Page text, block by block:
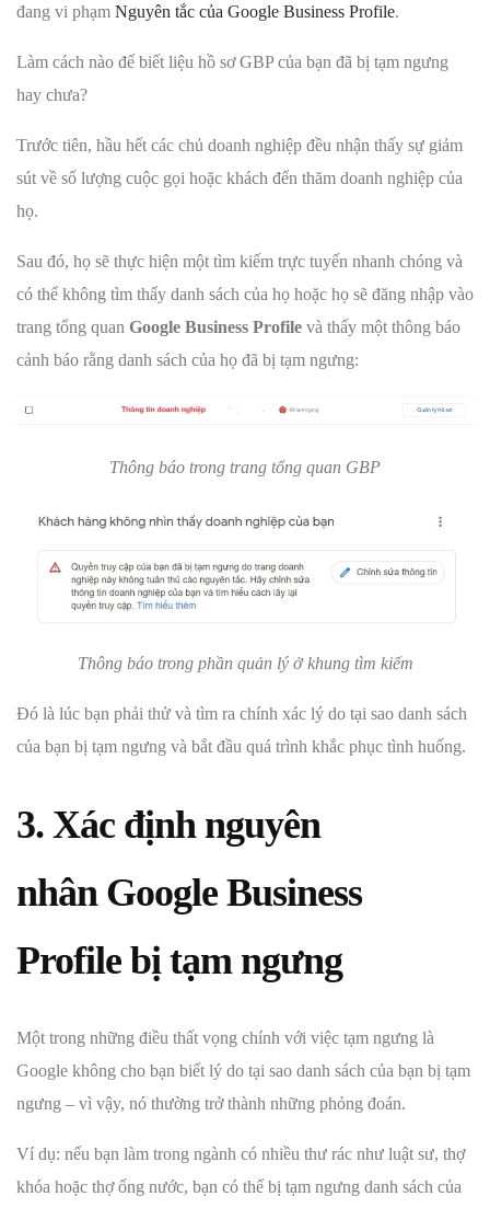
đang vi phạm Nguyên tắc của Google Business Profile.
Làm cách nào để biết liệu hồ sơ GBP của bạn đã bị tạm ngưng
hay chưa?
Trước tiên, hầu hết các chủ doanh nghiệp đều nhận thấy sự giảm
sút về số lượng cuộc gọi hoặc khách đến thăm doanh nghiệp của
họ.
Sau đó, họ sẽ thực hiện một tìm kiếm trực tuyến nhanh chóng và
có thể không tìm thấy danh sách của họ hoặc họ sẽ đăng nhập vào
trang tổng quan Google Business Profile và thấy một thông báo
cảnh báo rằng danh sách của họ đã bị tạm ngưng:
Thông báo trong trang tổng quan GBP
Thông báo trong phần quản lý ở khung tìm kiếm
Đó là lúc bạn phải thử và tìm ra chính xác lý do tại sao danh sách
của bạn bị tạm ngưng và bắt đầu quá trình khắc phục tình huống.
3. Xác định nguyên
nhân Google Business
Profile bị tạm ngưng
Một trong những điều thất vọng chính với việc tạm ngưng là
Google không cho bạn biết lý do tại sao danh sách của bạn bị tạm
ngưng – vì vậy, nó thường trở thành những phỏng đoán.
Ví dụ: nếu bạn làm trong ngành có nhiều thư rác như luật sư, thợ
khóa hoặc thợ ống nước, bạn có thể bị tạm ngưng danh sách của